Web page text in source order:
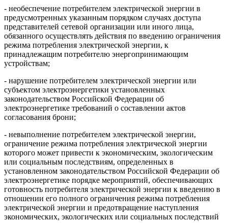
- необеспечение потребителем электрической энергии в
предусмотренных указанным порядком случаях доступа
представителей сетевой организации или иного лица,
обязанного осуществлять действия по введению ограничения
режима потребления электрической энергии, к
принадлежащим потребителю энергопринимающим
устройствам;
- нарушение потребителем электрической энергии или
субъектом электроэнергетики установленных
законодательством Российской Федерации об
электроэнергетике требований о составлении актов
согласования брони;
- невыполнение потребителем электрической энергии,
ограничение режима потребления электрической энергии
которого может привести к экономическим, экологическим
или социальным последствиям, определенных в
установленном законодательством Российской Федерации об
электроэнергетике порядке мероприятий, обеспечивающих
готовность потребителя электрической энергии к введению в
отношении его полного ограничения режима потребления
электрической энергии и предотвращение наступления
экономических, экологических или социальных последствий